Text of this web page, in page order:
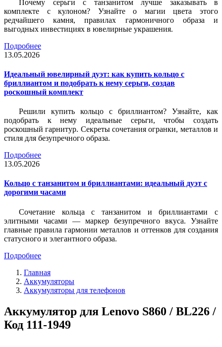
Почему серьги с танзанитом лучше заказывать в
комплекте с кулоном? Узнайте о магии цвета этого
редчайшего камня, правилах гармоничного образа и
выгодных инвестициях в ювелирные украшения.
Подробнее
13.05.2026
Идеальный ювелирный дуэт: как купить кольцо с
бриллиантом и подобрать к нему серьги, создав
роскошный комплект
Решили купить кольцо с бриллиантом? Узнайте, как
подобрать к нему идеальные серьги, чтобы создать
роскошный гарнитур. Секреты сочетания огранки, металлов и
стиля для безупречного образа.
Подробнее
13.05.2026
Кольцо с танзанитом и бриллиантами: идеальный дуэт с
дорогими часами
Сочетание кольца с танзанитом и бриллиантами с
элитными часами — маркер безупречного вкуса. Узнайте
главные правила гармонии металлов и оттенков для создания
статусного и элегантного образа.
Подробнее
Главная
Аккумуляторы
Аккумуляторы для телефонов
Аккумулятор для Lenovo S860 / BL226 /
Код 111-1949